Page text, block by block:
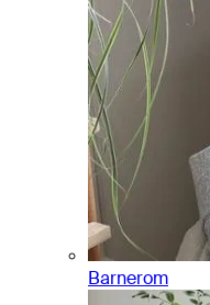
Barnerom